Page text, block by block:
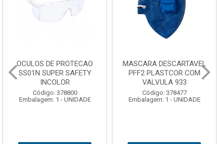
OCULOS DE PROTECAO
SS01N SUPER SAFETY
INCOLOR
Código: 378800
Embalagem: 1 - UNIDADE
MASCARA DESCARTAVEL
PFF2 PLASTCOR COM
VALVULA 933
Código: 378477
Embalagem: 1 - UNIDADE